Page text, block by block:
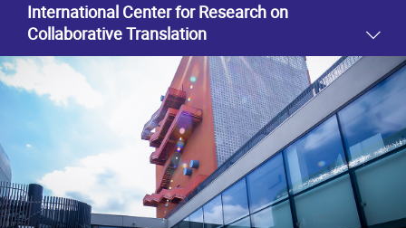
International Center for Research on
Collaborative Translation